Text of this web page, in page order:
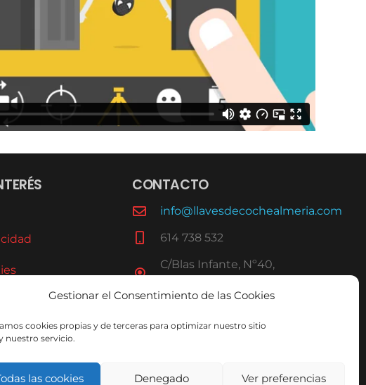
Gestionar el Consentimiento de las Cookies
cookies propias y de terceras para optimizar nuestro sitio
nuestro servicio.
las cookies Denegado Ver preferencias
CONTACTO
info@llavesdecochealmeria.com
614 738 532
C/Blas Infante, Nº40,